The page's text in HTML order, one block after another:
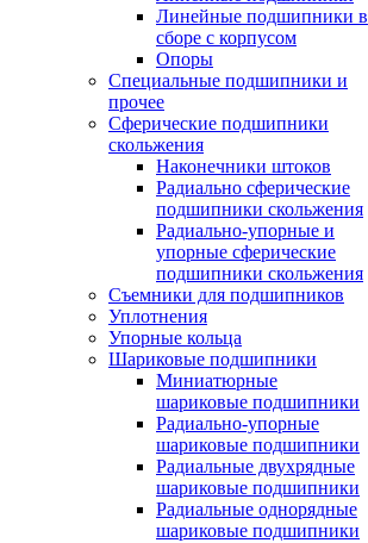
Линейные подшипники в
сборе с корпусом
Опоры
Специальные подшипники и
прочее
Сферические подшипники
скольжения
Наконечники штоков
Радиально сферические
подшипники скольжения
Радиально-упорные и
упорные сферические
подшипники скольжения
Съемники для подшипников
Уплотнения
Упорные кольца
Шариковые подшипники
Миниатюрные
шариковые подшипники
Радиально-упорные
шариковые подшипники
Радиальные двухрядные
шариковые подшипники
Радиальные однорядные
шариковые подшипники